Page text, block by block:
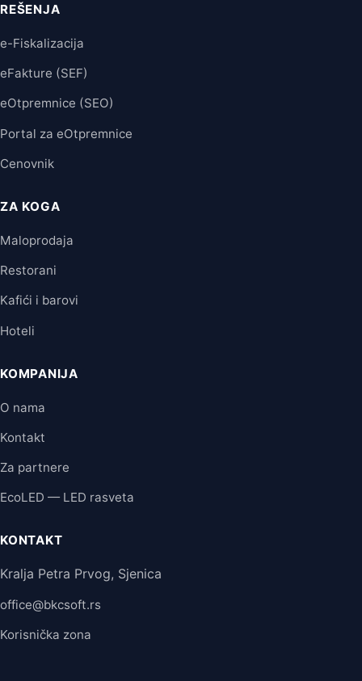
REŠENJA
e-Fiskalizacija
eFakture (SEF)
eOtpremnice (SEO)
Portal za eOtpremnice
Cenovnik
ZA KOGA
Maloprodaja
Restorani
Kafići i barovi
Hoteli
KOMPANIJA
O nama
Kontakt
Za partnere
EcoLED — LED rasveta
KONTAKT
Kralja Petra Prvog, Sjenica
office@bkcsoft.rs
Korisnička zona